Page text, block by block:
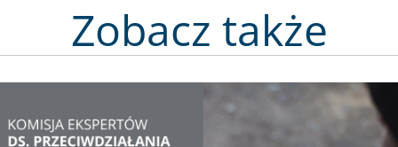
Zobacz także